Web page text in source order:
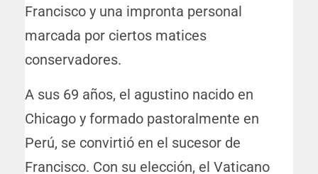
Francisco y una impronta personal
marcada por ciertos matices
conservadores.
A sus 69 años, el agustino nacido en
Chicago y formado pastoralmente en
Perú, se convirtió en el sucesor de
Francisco. Con su elección, el Vaticano